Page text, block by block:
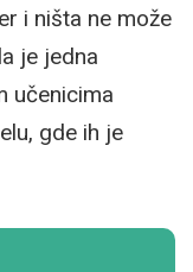
i ništa ne može
je jedna
učenicima
gde ih je